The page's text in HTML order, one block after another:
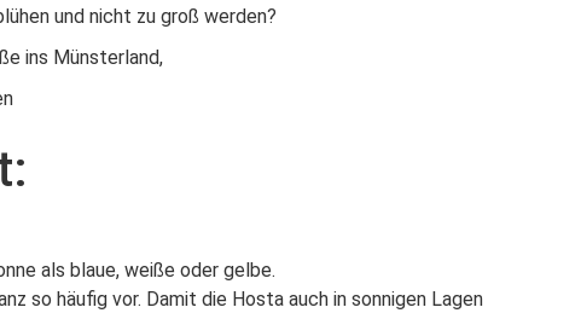
und nicht zu groß werden?
ins Münsterland,
als blaue, weiße oder gelbe.
so häufig vor. Damit die Hosta auch in sonnigen Lagen